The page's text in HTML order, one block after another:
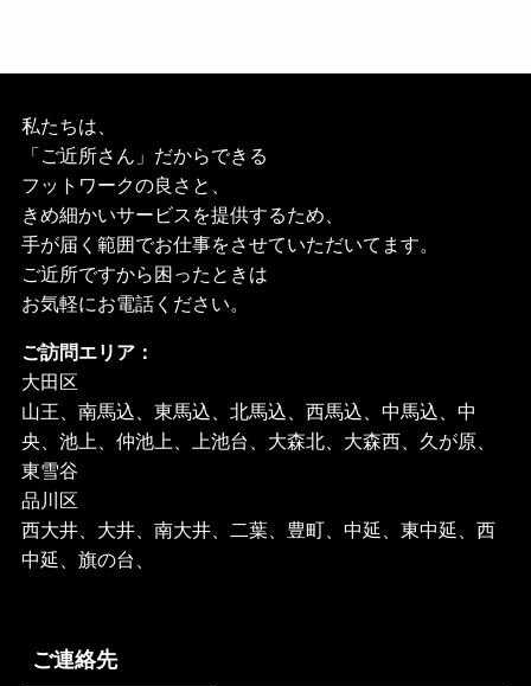
私たちは、
「ご近所さん」だからできる
フットワークの良さと、
きめ細かいサービスを提供するため、
手が届く範囲でお仕事をさせていただいてます。
ご近所ですから困ったときは
お気軽にお電話ください。
ご訪問エリア：
大田区
山王、南馬込、東馬込、北馬込、西馬込、中馬込、中
央、池上、仲池上、上池台、大森北、大森西、久が原、
東雪谷
品川区
西大井、大井、南大井、二葉、豊町、中延、東中延、西
中延、旗の台、
ご連絡先